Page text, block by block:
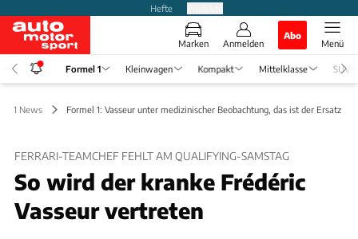
Hefte
Marken Anmelden
Abo
Menü
Formel 1 Kleinwagen Kompakt Mittelklasse SUV
1 News Formel 1: Vasseur unter medizinischer Beobachtung, das ist der Ersatz
FERRARI-TEAMCHEF FEHLT AM QUALIFYING-SAMSTAG
So wird der kranke Frédéric
Vasseur vertreten